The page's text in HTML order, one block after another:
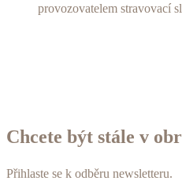
provozovatelem stravovací
Chcete být stále v
Přihlaste se k odběru newsletteru.